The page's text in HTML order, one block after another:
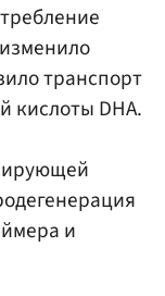
транспорт
кислоты DHA.
и